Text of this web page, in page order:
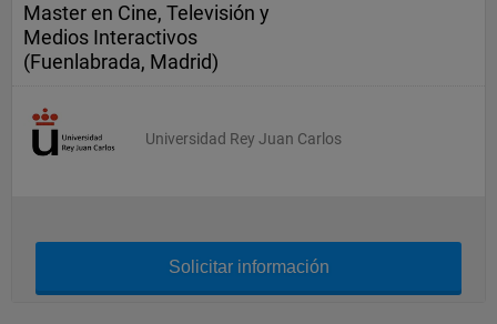
Master en Cine, Televisión y
Medios Interactivos
(Fuenlabrada, Madrid)
Universidad Rey Juan Carlos
Solicitar información